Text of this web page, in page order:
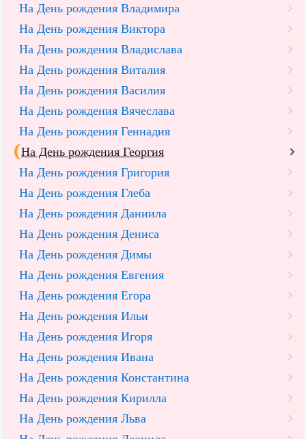
На День рождения Владимира
На День рождения Виктора
На День рождения Владислава
На День рождения Виталия
На День рождения Василия
На День рождения Вячеслава
На День рождения Геннадия
На День рождения Георгия
На День рождения Григория
На День рождения Глеба
На День рождения Даниила
На День рождения Дениса
На День рождения Димы
На День рождения Евгения
На День рождения Егора
На День рождения Ильи
На День рождения Игоря
На День рождения Ивана
На День рождения Константина
На День рождения Кирилла
На День рождения Льва